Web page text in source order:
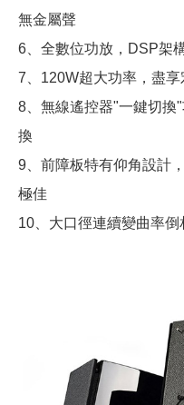
無金屬聲
6、全數位功放，DSP架
7、120W超大功率，盡
8、無線遙控器"一鍵切換
換
9、前障板特有仰角設計
極佳
10、大口徑連續變曲率